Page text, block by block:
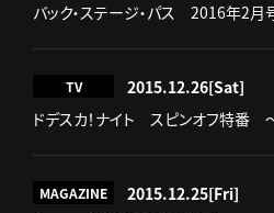
バック・ステージ・パス 2016年2月
TV 2015.12.26[Sat]
ドデスカ！ナイト スピンオフ特番
MAGAZINE 2015.12.25[Fri]